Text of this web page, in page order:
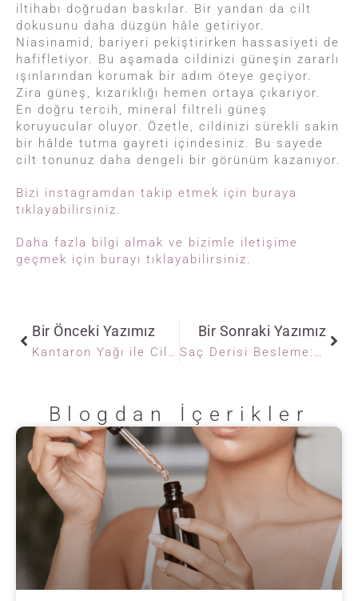
iltihabı doğrudan baskılar. Bir yandan da cilt
dokusunu daha düzgün hâle getiriyor.
Niasinamid, bariyeri pekiştirirken hassasiyeti de
hafifletiyor. Bu aşamada cildinizi güneşin zararlı
ışınlarından korumak bir adım öteye geçiyor.
Zira güneş, kızarıklığı hemen ortaya çıkarıyor.
En doğru tercih, mineral filtreli güneş
koruyucular oluyor. Özetle, cildinizi sürekli sakin
bir hâlde tutma gayreti içindesiniz. Bu sayede
cilt tonunuz daha dengeli bir görünüm kazanıyor.
Bizi instagramdan takip etmek için buraya
tıklayabilirsiniz.
Daha fazla bilgi almak ve bizimle iletişime
geçmek için burayı tıklayabilirsiniz.
Bir Önceki Yazımız
Kantaron Yağı ile Cilt Bakımı: Sivilce ve Lekelere Kesin Çözüm
Bir Sonraki Yazımız
Saç Derisi Besleme: Sağlıklı Saçların Temeli
Blogdan İçerikler